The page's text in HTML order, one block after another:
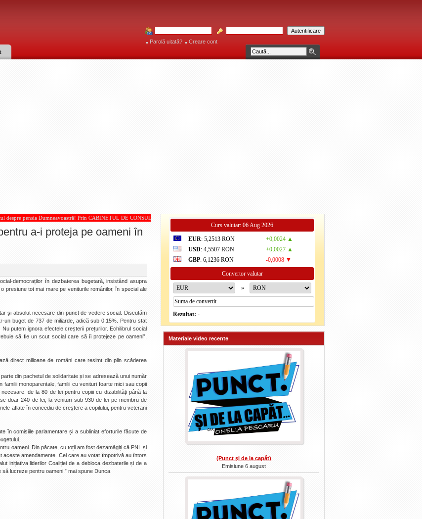
Parolă uitată?
Creare cont
Dumneavoastră! Prin CABINETUL DE CONSULTANŢĂ PENSII, acordate de IOAN PAMPARĂU! * * * Consultaţiile se acordă individual pe bază de programare telefonică
a-i proteja pe oameni în
democraților în dezbaterea bugetară, insistând asupra
presiune tot mai mare pe veniturile românilor, în special ale
și absolut necesare din punct de vedere social. Discutăm
un buget de 737 de miliarde, adică sub 0,15%. Pentru stat
putem ignora efectele creșterii prețurilor. Echilibrul social
să fie un scut social care să îi protejeze pe oameni”,
direct milioane de români care resimt din plin scăderea
din pachetul de solidaritate și se adresează unui număr
monoparentale, familii cu venituri foarte mici sau copii
de la 80 de lei pentru copiii cu dizabilități până la
doar 240 de lei, la venituri sub 930 de lei pe membru de
aflate în concediu de creștere a copilului, pentru veterani
în comisiile parlamentare și a subliniat eforturile făcute de
oameni. Din păcate, cu toții am fost dezamăgiți că PNL și
amendamente. Cei care au votat împotrivă au întors
inițiativa liderilor Coaliției de a debloca dezbaterile și de a
lucreze pentru oameni,” mai spune Dunca.
Curs valutar: 06 Aug 2026
EUR: 5,2513 RON
+0,0024 ▲
USD: 4,5507 RON
+0,0027 ▲
GBP: 6,1236 RON
-0,0008 ▼
Convertor valutar
»
Rezultat: -
Materiale video recente
(Punct şi de la capăt)
Emisiune 6 august